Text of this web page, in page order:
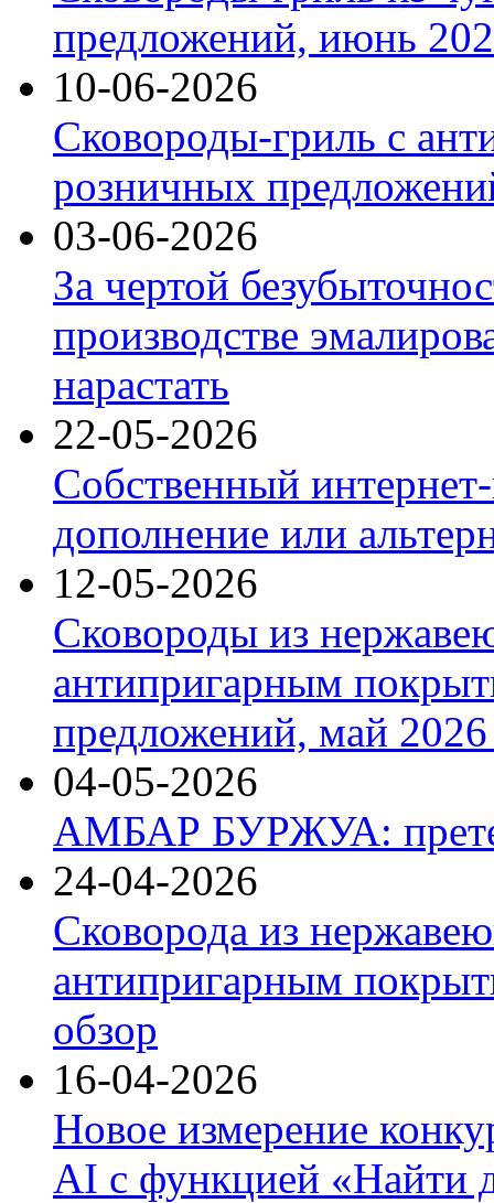
предложений, июнь
10-06-2026
Сковороды-гриль с
розничных
03-06-2026
За чертой
производстве
нарастать
22-05-2026
Собственный
дополнение или
12-05-2026
Сковороды из
антипригарным
предложений, май 2026
04-05-2026
АМБАР БУРЖУА:
24-04-2026
Сковорода из
антипригарным
обзор
16-04-2026
Новое измерение
AI с функцией «Найти